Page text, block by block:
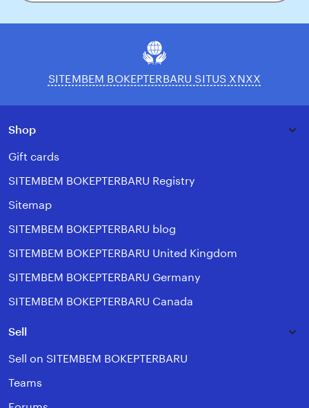
your
SITEMBEM BOKEPTERBARU SITUS XNXX
Shop
Gift cards
SITEMBEM BOKEPTERBARU Registry
Sitemap
SITEMBEM BOKEPTERBARU blog
SITEMBEM BOKEPTERBARU United Kingdom
SITEMBEM BOKEPTERBARU Germany
SITEMBEM BOKEPTERBARU Canada
Sell
Sell on SITEMBEM BOKEPTERBARU
Teams